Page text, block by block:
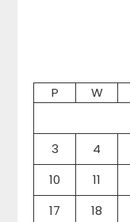
P W
3
4
10
11
17
18